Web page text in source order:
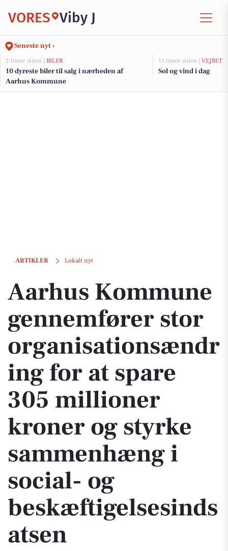
VORES Viby J
Seneste nyt ›
2 timer siden | BILER
10 dyreste biler til salg i nærheden af
Aarhus Kommune
11 timer siden | VEJRET
Sol og vind i dag
ARTIKLER Lokalt nyt
Aarhus Kommune gennemfører stor organisationsændring for at
Aarhus Kommune
gennemfører stor
organisationsændr
ing for at spare
305 millioner
kroner og styrke
sammenhæng i
social- og
beskæftigelsesinds
atsen